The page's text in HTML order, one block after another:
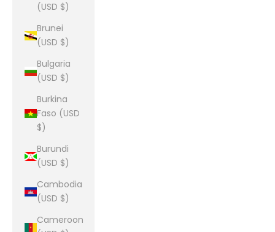
(USD $)
Brunei
(USD $)
Bulgaria
(USD $)
Burkina
Faso (USD
$)
Burundi
(USD $)
Cambodia
(USD $)
Cameroon